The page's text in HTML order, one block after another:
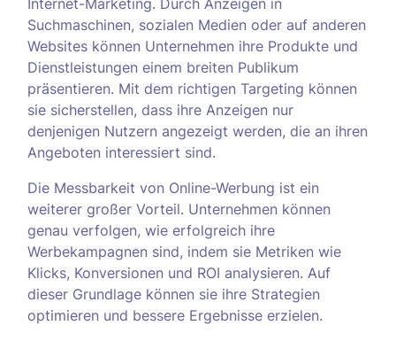
Internet-Marketing. Durch Anzeigen in
Suchmaschinen, sozialen Medien oder auf anderen
Websites können Unternehmen ihre Produkte und
Dienstleistungen einem breiten Publikum
präsentieren. Mit dem richtigen Targeting können
sie sicherstellen, dass ihre Anzeigen nur
denjenigen Nutzern angezeigt werden, die an ihren
Angeboten interessiert sind.
Die Messbarkeit von Online-Werbung ist ein
weiterer großer Vorteil. Unternehmen können
genau verfolgen, wie erfolgreich ihre
Werbekampagnen sind, indem sie Metriken wie
Klicks, Konversionen und ROI analysieren. Auf
dieser Grundlage können sie ihre Strategien
optimieren und bessere Ergebnisse erzielen.